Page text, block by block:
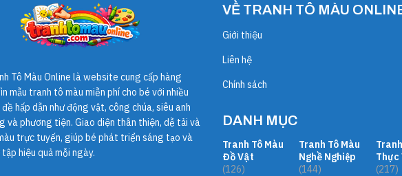
Tô Màu Online là website cung cấp hàng
mẫu tranh tô màu miễn phí cho bé với nhiều
hấp dẫn như động vật, công chúa, siêu anh
và phương tiện. Giao diện thân thiện, dễ tải và
trực tuyến, giúp bé phát triển sáng tạo và
hiệu quả mỗi ngày.
VỀ TRANH TÔ MÀU
Giới thiệu
Liên hệ
Chính sách
DANH MỤC
Tranh Tô Màu
Đồ Vật
(126)
Tranh Tô Màu
Nghề Nghiệp
(144)
Thực
(217)